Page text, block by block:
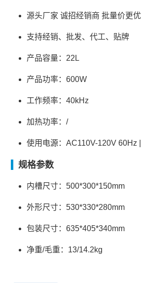
源头厂家 诚招经销商 批量价更优
支持经销、批发、代工、贴牌
产品容量：22L
产品功率：600W
工作频率：40kHz
加热功率：/
使用电源：AC110V-120V 60Hz
规格参数
内槽尺寸：500*300*150mm
外形尺寸：530*330*280mm
包装尺寸：635*405*340mm
净重/毛重：13/14.2kg